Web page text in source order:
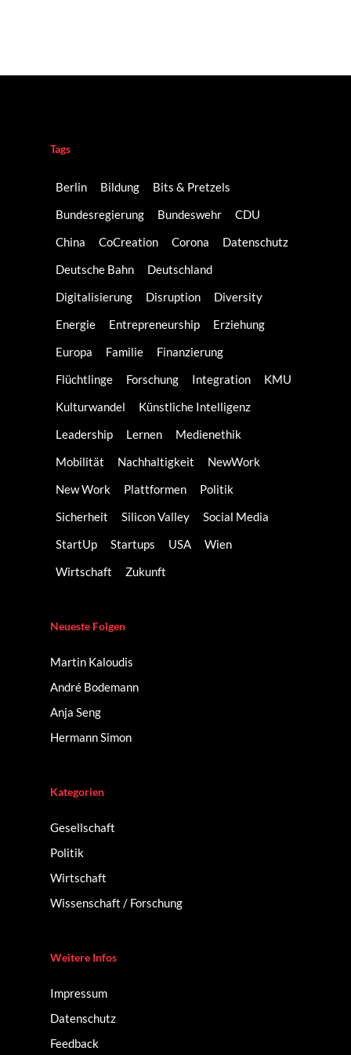
Tags
Berlin Bildung
Bits & Pretzels
Bundesregierung
Bundeswehr
CDU
China
CoCreation Corona
Datenschutz
Deutsche Bahn
Deutschland
Digitalisierung
Disruption
Diversity
Energie
Entrepreneurship
Erziehung
Europa
Familie
Finanzierung
Flüchtlinge
Forschung Integration
KMU
Kulturwandel
Künstliche Intelligenz
Leadership
Lernen
Medienethik
Mobilität
Nachhaltigkeit
NewWork
New Work
Plattformen
Politik
Sicherheit
Silicon Valley
Social Media
StartUp
Startups USA
Wien
Wirtschaft
Zukunft
Neueste Folgen
Martin Kaloudis
André Bodemann
Anja Seng
Hermann Simon
Kategorien
Gesellschaft
Politik
Wirtschaft
Wissenschaft / Forschung
Weitere Infos
Impressum
Datenschutz
Feedback